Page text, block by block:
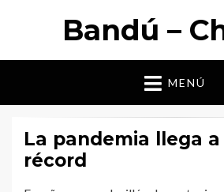
Bandú –
MENÚ
La pandemia llega
récord